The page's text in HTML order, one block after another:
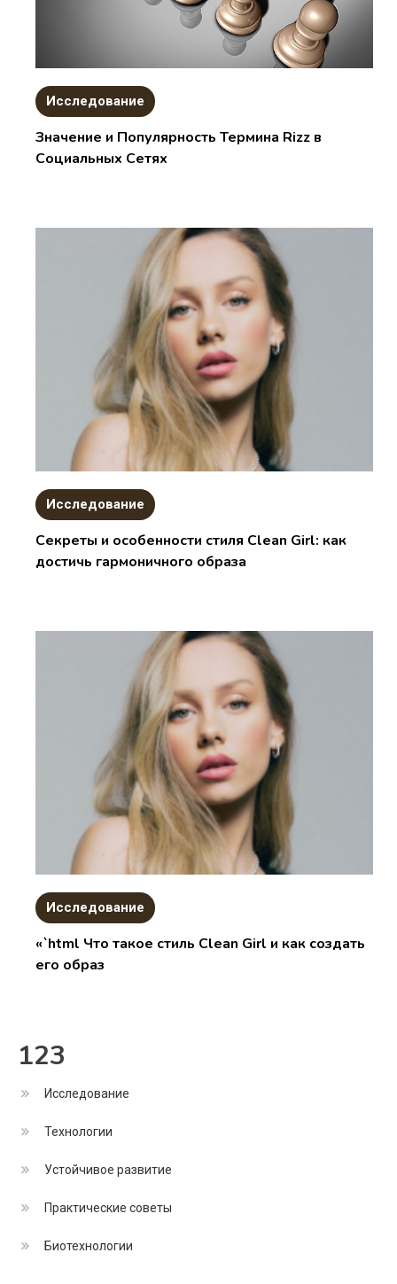
Исследование
Значение и Популярность Термина Rizz в
Социальных Сетях
Исследование
Секреты и особенности стиля Clean Girl: как
достичь гармоничного образа
Исследование
«`html Что такое стиль Clean Girl и как создать
его образ
123
Исследование
Технологии
Устойчивое развитие
Практические советы
Биотехнологии